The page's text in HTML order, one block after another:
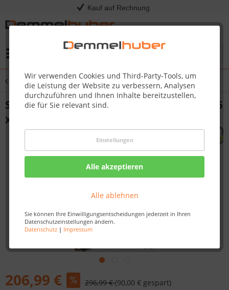
Kauf auf Rechnung
Wir verwenden Cookies und Third-Party-Tools, um
die Leistung der Website zu verbessern, Analysen
durchzuführen und Ihnen Inhalte bereitzustellen,
die für Sie relevant sind.
Einstellungen
Alle akzeptieren
Alle ablehnen
Sie können Ihre Einwilligungsentscheidungen jederzeit in Ihren
Datenschutzeinstellungen ändern.
Datenschutz| Impressum
Übersicht Spiel & Spaß
Spielwand LABYRINTH SQUARE Grün 73,5
x 58,5 cm
206,99 € 296,99 €(90,00 € gespart)